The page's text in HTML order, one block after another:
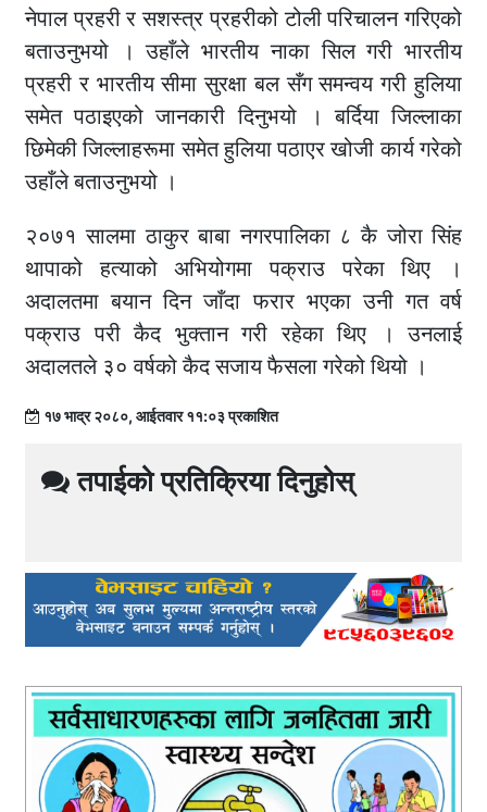
नेपाल प्रहरी र सशस्त्र प्रहरीको टोली परिचालन गरिएको
बताउनुभयो । उहाँले भारतीय नाका सिल गरी भारतीय
प्रहरी र भारतीय सीमा सुरक्षा बल सँग समन्वय गरी हुलिया
समेत पठाइएको जानकारी दिनुभयो । बर्दिया जिल्लाका
छिमेकी जिल्लाहरूमा समेत हुलिया पठाएर खोजी कार्य गरेको
उहाँले बताउनुभयो ।
२०७१ सालमा ठाकुर बाबा नगरपालिका ८ कै जोरा सिंह
थापाको हत्याको अभियोगमा पक्राउ परेका थिए ।
अदालतमा बयान दिन जाँदा फरार भएका उनी गत वर्ष
पक्राउ परी कैद भुक्तान गरी रहेका थिए । उनलाई
अदालतले ३० वर्षको कैद सजाय फैसला गरेको थियो ।
१७ भाद्र २०८०, आईतवार ११:०३ प्रकाशित
तपाईको प्रतिक्रिया दिनुहोस्